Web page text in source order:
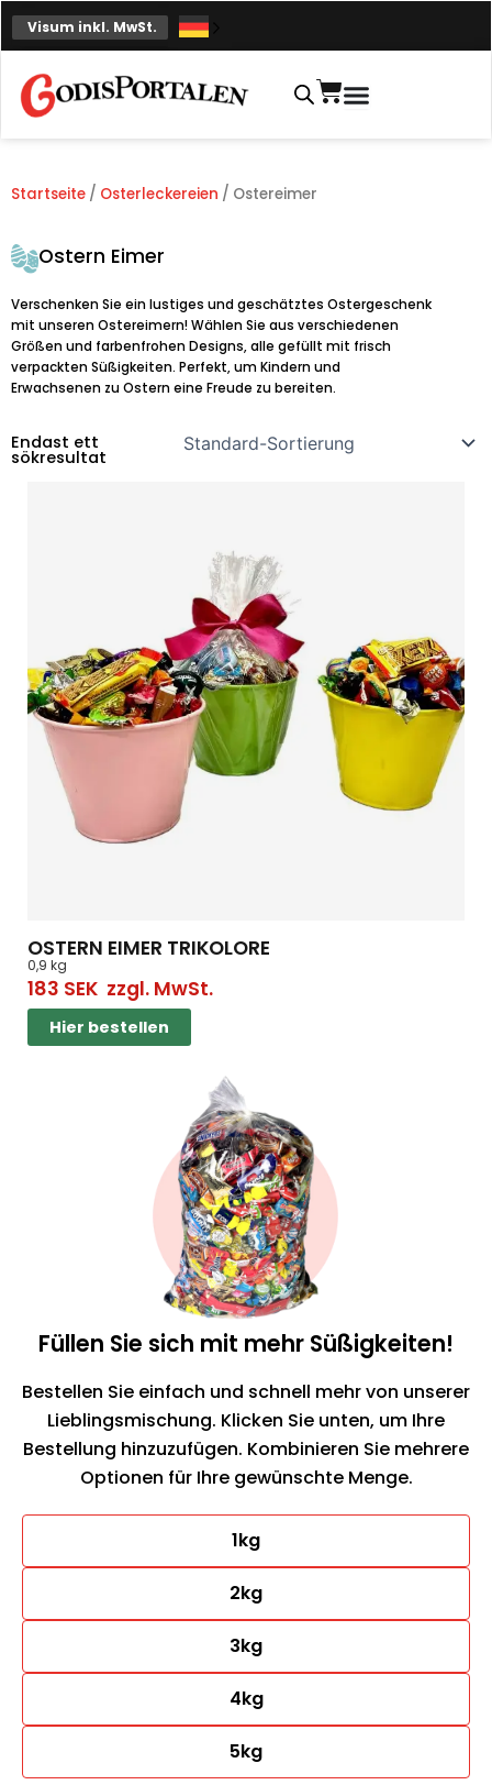
Zum
Inhalt
Visum inkl. MwSt.
Einkaufskorb
Startseite / Osterleckereien / Ostereimer
Ostern Eimer
Verschenken Sie ein lustiges und geschätztes Ostergeschenk
mit unseren Ostereimern! Wählen Sie aus verschiedenen
Größen und farbenfrohen Designs, alle gefüllt mit frisch
verpackten Süßigkeiten. Perfekt, um Kindern und
Erwachsenen zu Ostern eine Freude zu bereiten.
Endast ett
sökresultat
OSTERN EIMER TRIKOLORE
0,9 kg
183 SEKzzgl. MwSt.
Hier bestellen
Füllen Sie sich mit mehr Süßigkeiten!
Bestellen Sie einfach und schnell mehr von unserer
Lieblingsmischung. Klicken Sie unten, um Ihre
Bestellung hinzuzufügen. Kombinieren Sie mehrere
Optionen für Ihre gewünschte Menge.
1kg
2kg
3kg
4kg
5kg